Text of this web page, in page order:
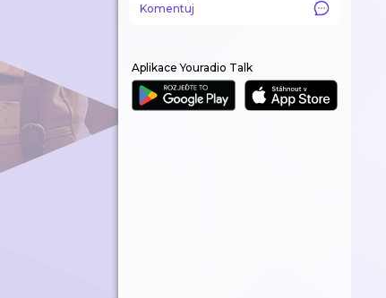
Komentuj
Aplikace Youradio Talk